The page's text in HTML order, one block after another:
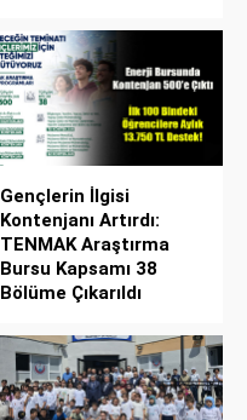
Gençlerin İlgisi
Kontenjanı Artırdı:
TENMAK Araştırma
Bursu Kapsamı 38
Bölüme Çıkarıldı